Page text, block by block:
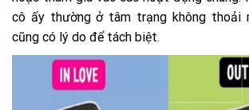
cô ấy thường ở tâm trạng không thoải
cũng có lý do để tách biệt.